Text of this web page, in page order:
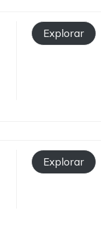
Explorar
Explorar